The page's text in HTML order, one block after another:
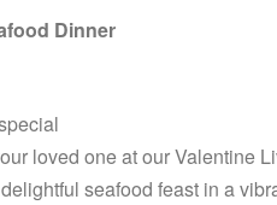
Dinner
loved one at our Valentine
seafood feast in a